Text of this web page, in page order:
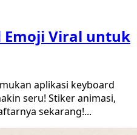
Emoji Viral untuk
aplikasi keyboard
seru! Stiker animasi,
sekarang!...